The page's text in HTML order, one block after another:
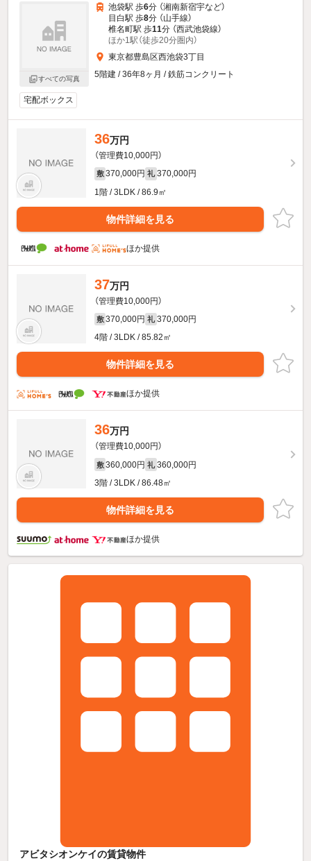
すべての写真
池袋駅 歩6分 （湘南新宿宇など）
目白駅 歩8分 （山手線）
椎名町駅 歩11分 （西武池袋線）
ほか1駅（徒歩20分圏内）
東京都豊島区西池袋3丁目
5階建 / 36年8ヶ月 / 鉄筋コンクリート
宅配ボックス
36万円
（管理費10,000円）
敷 370,000円 礼 370,000円
1階 / 3LDK / 86.9㎡
物件詳細を見る
ほか提供
37万円
（管理費10,000円）
敷 370,000円 礼 370,000円
4階 / 3LDK / 85.82㎡
物件詳細を見る
ほか提供
36万円
（管理費10,000円）
敷 360,000円 礼 360,000円
3階 / 3LDK / 86.48㎡
物件詳細を見る
ほか提供
アビタシオンケイの賃貸物件